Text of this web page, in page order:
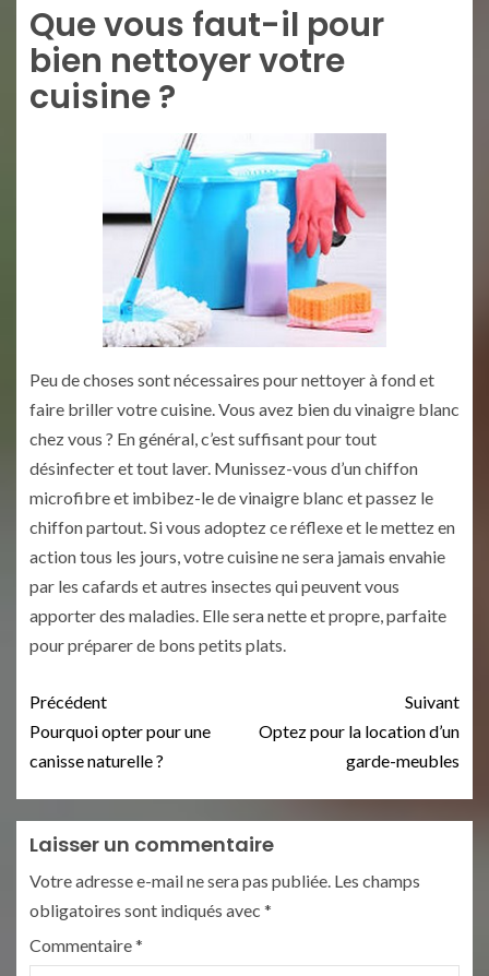
Que vous faut-il pour
bien nettoyer votre
cuisine ?
Peu de choses sont nécessaires pour nettoyer à fond et
faire briller votre cuisine. Vous avez bien du vinaigre blanc
chez vous ? En général, c’est suffisant pour tout
désinfecter et tout laver. Munissez-vous d’un chiffon
microfibre et imbibez-le de vinaigre blanc et passez le
chiffon partout. Si vous adoptez ce réflexe et le mettez en
action tous les jours, votre cuisine ne sera jamais envahie
par les cafards et autres insectes qui peuvent vous
apporter des maladies. Elle sera nette et propre, parfaite
pour préparer de bons petits plats.
Précédent
Pourquoi opter pour une
canisse naturelle ?
Suivant
Optez pour la location d’un
garde-meubles
Laisser un commentaire
Votre adresse e-mail ne sera pas publiée. Les champs
obligatoires sont indiqués avec *
Commentaire*